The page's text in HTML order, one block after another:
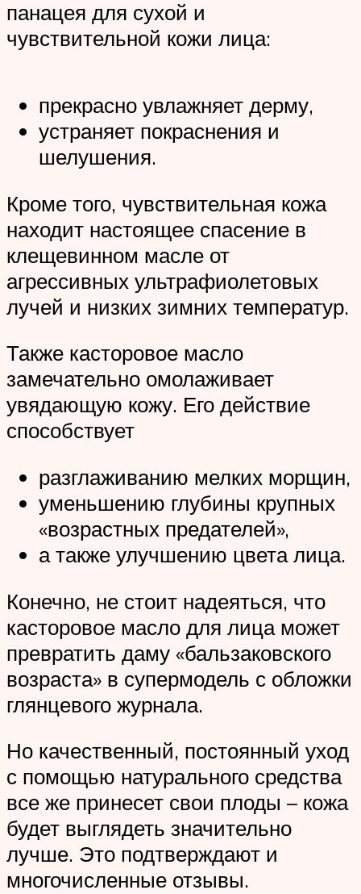
панацея для сухой и
чувствительной кожи лица:
прекрасно увлажняет дерму,
устраняет покраснения и
шелушения.
Кроме того, чувствительная кожа
находит настоящее спасение в
клещевинном масле от
агрессивных ультрафиолетовых
лучей и низких зимних температур.
Также касторовое масло
замечательно омолаживает
увядающую кожу. Его действие
способствует
разглаживанию мелких морщин,
уменьшению глубины крупных
«возрастных предателей»,
а также улучшению цвета лица.
Конечно, не стоит надеяться, что
касторовое масло для лица может
превратить даму «бальзаковского
возраста» в супермодель с обложки
глянцевого журнала.
Но качественный, постоянный уход
с помощью натурального средства
все же принесет свои плоды – кожа
будет выглядеть значительно
лучше. Это подтверждают и
многочисленные отзывы.